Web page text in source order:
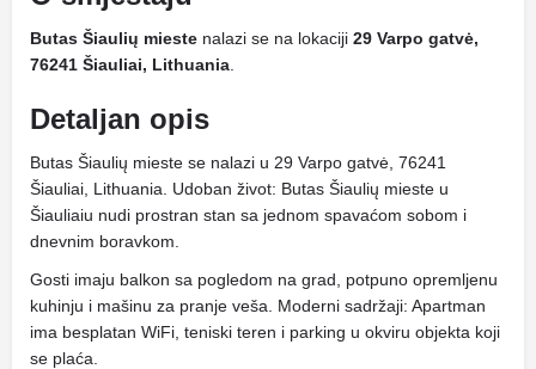
Butas Šiaulių mieste nalazi se na lokaciji 29 Varpo gatvė,
76241 Šiauliai, Lithuania
Detaljan opis
Butas Šiaulių mieste se nalazi u 29 Varpo gatvė, 76241
Šiauliai, Lithuania. Udoban život: Butas Šiaulių mieste u
Šiauliaiu nudi prostran stan sa jednom spavaćom sobom i
dnevnim boravkom.
Gosti imaju balkon sa pogledom na grad, potpuno opremljenu
kuhinju i mašinu za pranje veša. Moderni sadržaji: Apartman
ima besplatan WiFi, teniski teren i parking u okviru objekta koji
se plaća.